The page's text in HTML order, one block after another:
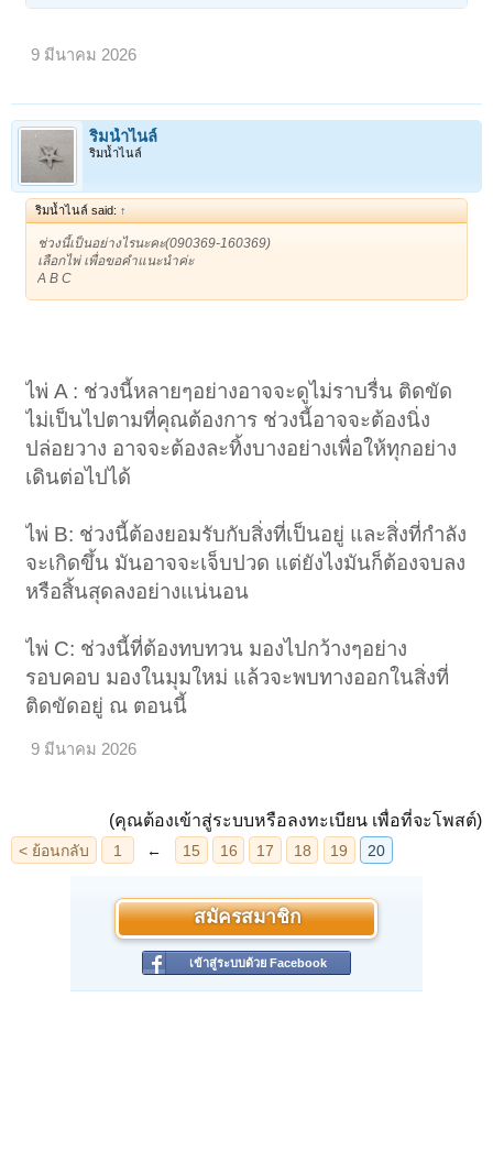
9 มีนาคม 2026
ริมน้ำไนล์
ริมน้ำไนล์
ริมน้ำไนล์ said: ↑
ช่วงนี้เป็นอย่างไรนะคะ(090369-160369)
เลือกไพ่ เพื่อขอคำแนะนำค่ะ
A B C
ไพ่ A : ช่วงนี้หลายๆอย่างอาจจะดูไม่ราบรื่น ติดขัด
ไม่เป็นไปตามที่คุณต้องการ ช่วงนี้อาจจะต้องนิ่ง
ปล่อยวาง อาจจะต้องละทิ้งบางอย่างเพื่อให้ทุกอย่าง
เดินต่อไปได้
ไพ่ B: ช่วงนี้ต้องยอมรับกับสิ่งที่เป็นอยู่ และสิ่งที่กำลัง
จะเกิดขึ้น มันอาจจะเจ็บปวด แต่ยังไงมันก็ต้องจบลง
หรือสิ้นสุดลงอย่างแน่นอน
ไพ่ C: ช่วงนี้ที่ต้องทบทวน มองไปกว้างๆอย่าง
รอบคอบ มองในมุมใหม่ แล้วจะพบทางออกในสิ่งที่
ติดขัดอยู่ ณ ตอนนี้
9 มีนาคม 2026
(คุณต้องเข้าสู่ระบบหรือลงทะเบียน เพื่อที่จะโพสต์)
< ย้อนกลับ 1 ← 15 16 17 18 19 20
สมัครสมาชิก
เข้าสู่ระบบด้วย Facebook